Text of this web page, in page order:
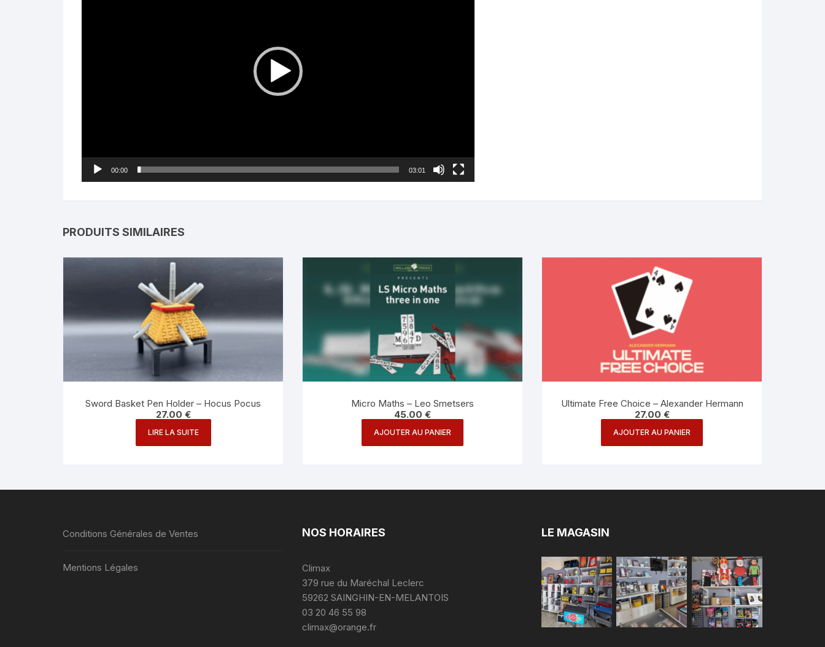
00:00 03:01
PRODUITS SIMILAIRES
Sword Basket Pen Holder – Hocus Pocus
27.00 €
LIRE LA SUITE
Micro Maths – Leo Smetsers
45.00 €
AJOUTER AU PANIER
Ultimate Free Choice – Alexander Hermann
27.00 €
AJOUTER AU PANIER
Conditions Générales de Ventes
Mentions Légales
NOS HORAIRES
Climax
379 rue du Maréchal Leclerc
59262 SAINGHIN-EN-MELANTOIS
03 20 46 55 98
climax@orange.fr
LE MAGASIN